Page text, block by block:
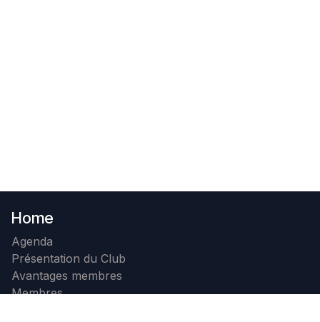
Home
Agenda
Présentation du Club
Avantages membres
Membres